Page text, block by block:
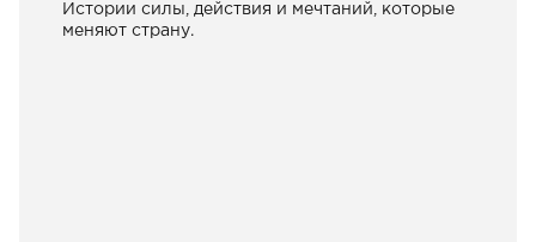
Истории силы, действия и мечтаний, которые
меняют страну.